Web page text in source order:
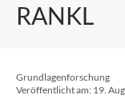
RANKL
Grundlagenforschung
Veröffentlicht am: 19.